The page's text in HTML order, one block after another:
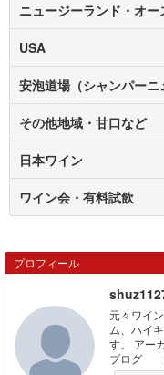
ニュージーランド・オ
USA
安泡道場（シャンパーニ
その他地域・甘口など
日本ワイン
ワイン会・有料試飲
プロフィール
元々ワイ
ム、ハイ
す。 アー
ブログ